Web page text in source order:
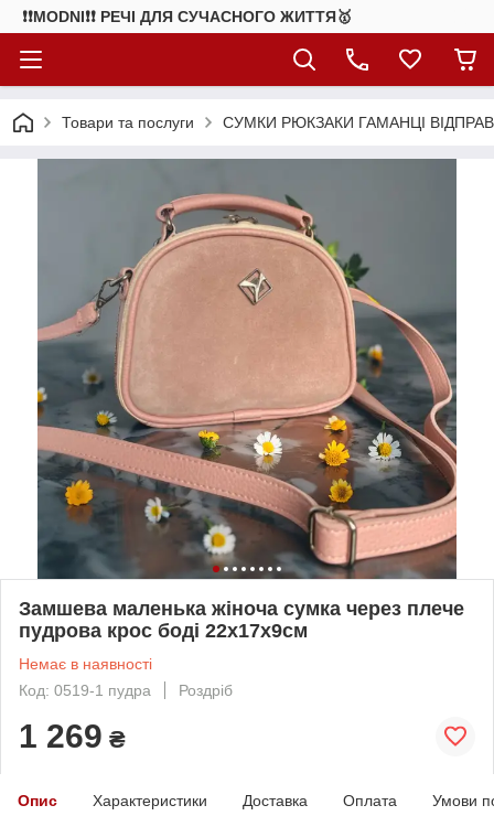
❗❗MODNI❗❗ РЕЧІ ДЛЯ СУЧАСНОГО ЖИТТЯ🥇
Товари та послуги СУМКИ РЮКЗАКИ ГАМАНЦІ
Замшева маленька жіноча сумка через плече
пудрова крос боді 22х17х9см
Немає в наявності
Код: 0519-1 пудра
Роздріб
1 269 ₴
Опис Характеристики Доставка Оплата Умови